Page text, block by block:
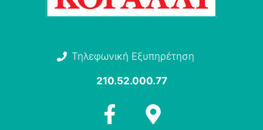
Τηλεφωνική Εξυπηρέτηση
210.52.000.77